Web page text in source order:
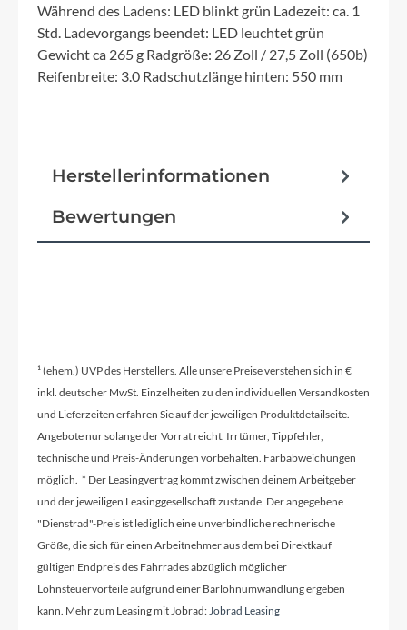
Während des Ladens: LED blinkt grün Ladezeit: ca. 1
Std. Ladevorgangs beendet: LED leuchtet grün
Gewicht ca 265 g Radgröße: 26 Zoll / 27,5 Zoll (650b)
Reifenbreite: 3.0 Radschutzlänge hinten: 550 mm
Herstellerinformationen
Bewertungen
¹ (ehem.) UVP des Herstellers. Alle unsere Preise verstehen sich in €
inkl. deutscher MwSt. Einzelheiten zu den individuellen Versandkosten
und Lieferzeiten erfahren Sie auf der jeweiligen Produktdetailseite.
Angebote nur solange der Vorrat reicht. Irrtümer, Tippfehler,
technische und Preis-Änderungen vorbehalten. Farbabweichungen
möglich. * Der Leasingvertrag kommt zwischen deinem Arbeitgeber
und der jeweiligen Leasinggesellschaft zustande. Der angegebene
"Dienstrad"-Preis ist lediglich eine unverbindliche rechnerische
Größe, die sich für einen Arbeitnehmer aus dem bei Direktkauf
gültigen Endpreis des Fahrrades abzüglich möglicher
Lohnsteuervorteile aufgrund einer Barlohnumwandlung ergeben
kann. Mehr zum Leasing mit Jobrad:Jobrad Leasing